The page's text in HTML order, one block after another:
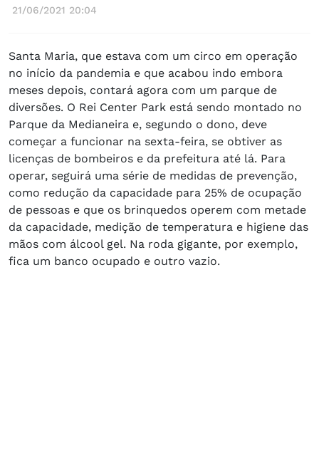
21/06/2021 20:04
Santa Maria, que estava com um circo em operação
no início da pandemia e que acabou indo embora
meses depois, contará agora com um parque de
diversões. O Rei Center Park está sendo montado no
Parque da Medianeira e, segundo o dono, deve
começar a funcionar na sexta-feira, se obtiver as
licenças de bombeiros e da prefeitura até lá. Para
operar, seguirá uma série de medidas de prevenção,
como redução da capacidade para 25% de ocupação
de pessoas e que os brinquedos operem com metade
da capacidade, medição de temperatura e higiene das
mãos com álcool gel. Na roda gigante, por exemplo,
fica um banco ocupado e outro vazio.